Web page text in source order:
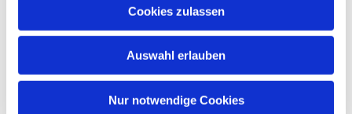
Cookies zulassen
Auswahl erlauben
Nur notwendige Cookies